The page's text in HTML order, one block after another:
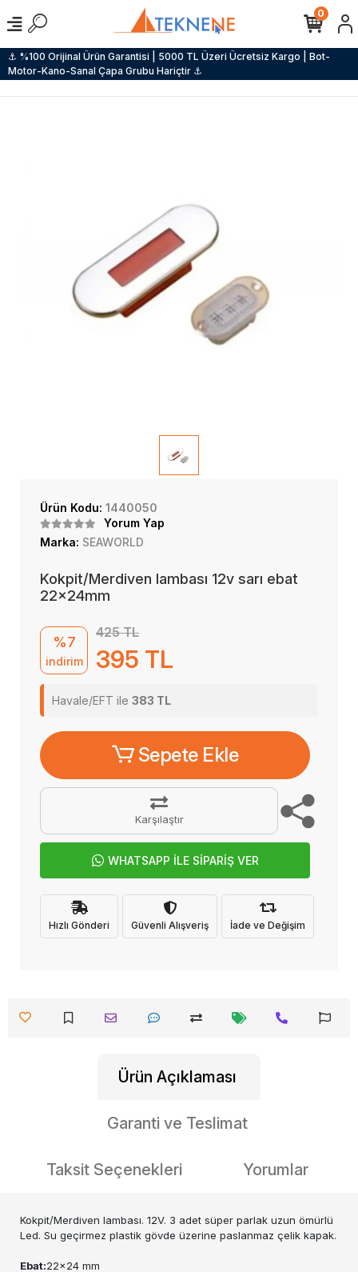
⚓ %100 Orijinal Ürün Garantisi | 5000 TL Üzeri Ücretsiz Kargo | Bot-
Motor-Kano-Sanal Çapa Grubu Hariçtir ⚓
0
Ürün Kodu: 1440050
Yorum Yap
Marka: SEAWORLD
Kokpit/Merdiven lambası 12v sarı ebat
22x24mm
%7
indirim
425 TL
395 TL
Havale/EFT ile 383 TL
Sepete Ekle
Karşılaştır
WHATSAPP İLE SİPARİŞ VER
Hızlı Gönderi Güvenli Alışveriş İade ve Değişim
Ürün Açıklaması
Garanti ve Teslimat
Taksit Seçenekleri Yorumlar
Kokpit/Merdiven lambası. 12V. 3 adet süper parlak uzun ömürlü
Led. Su geçirmez plastik gövde üzerine paslanmaz çelik kapak.
Ebat:22x24 mm